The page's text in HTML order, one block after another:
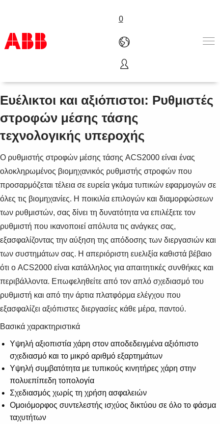
0
Προϊόντα & Λύσεις
Υπηρεσίες
Γνωρίστε μας
Where to buy
Επικοινωνία
Καριέρα
Ευέλικτοι και αξιόπιστοι: Ρυθμιστές
στροφών μέσης τάσης
τεχνολογικής υπεροχής
Ο ρυθμιστής στροφών μέσης τάσης ACS2000 είναι ένας
ολοκληρωμένος βιομηχανικός ρυθμιστής στροφών που
προσαρμόζεται τέλεια σε ευρεία γκάμα τυπικών εφαρμογών σε
όλες τις βιομηχανίες. Η ποικιλία επιλογών και διαμορφώσεων
των ρυθμιστών, σας δίνει τη δυνατότητα να επιλέξετε τον
ρυθμιστή που ικανοποιεί απόλυτα τις ανάγκες σας,
εξασφαλίζοντας την αύξηση της απόδοσης των διεργασιών και
των συστημάτων σας. Η απεριόριστη ευελιξία καθιστά βέβαιο
ότι ο ACS2000 είναι κατάλληλος για απαιτητικές συνθήκες και
περιβάλλοντα. Επωφεληθείτε από τον απλό σχεδιασμό του
ρυθμιστή και από την άρτια πλατφόρμα ελέγχου που
εξασφαλίζει αξιόπιστες διεργασίες κάθε μέρα, παντού.
Βασικά χαρακτηριστικά
Υψηλή αξιοπιστία χάρη στον αποδεδειγμένα αξιόπιστο
σχεδιασμό και το μικρό αριθμό εξαρτημάτων
Υψηλή συμβατότητα με τυπικούς κινητήρες χάρη στην
πολυεπίπεδη τοπολογία
Σχεδιασμός χωρίς τη χρήση ασφαλειών
Ομοιόμορφος συντελεστής ισχύος δικτύου σε όλο το φάσμα
ταχυτήτων